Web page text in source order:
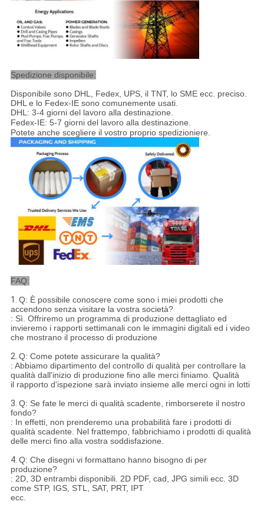
Spedizione disponibile:
Disponibile sono DHL, Fedex, UPS, il TNT, lo SME ecc. preciso.
DHL e lo Fedex-IE sono comunemente usati.
DHL: 3-4 giorni del lavoro alla destinazione
Fedex-IE: 5-7 giorni del lavoro alla destinazione
Potete anche scegliere il vostro proprio spedizioniere.
FAQ:
1. Q: È possibile conoscere come sono i miei prodotti che
accendono senza visitare la vostra società?
: Sì. Offriremo un programma di produzione dettagliato ed
invieremo i rapporti settimanali con le immagini digitali ed i video
che mostrano il processo di produzione
2. Q: Come potete assicurare la qualità?
: Abbiamo dipartimento del controllo di qualità per controllare la
qualità dall'inizio di produzione fino alle merci finiamo. Qualità
il rapporto d'ispezione sarà inviato insieme alle merci ogni in lotti
3. Q: Se fate le merci di qualità scadente, rimborserete il nostro
fondo?
: In effetti, non prenderemo una probabilità fare i prodotti di
qualità scadente. Nel frattempo, fabbrichiamo i prodotti di qualità
delle merci fino alla vostra soddisfazione.
4. Q: Che disegni vi formattano hanno bisogno di per
produzione?
: 2D, 3D entrambi disponibili. 2D PDF, cad, JPG simili ecc. 3D
come STP, IGS, STL, SAT, PRT, IPT
ecc.